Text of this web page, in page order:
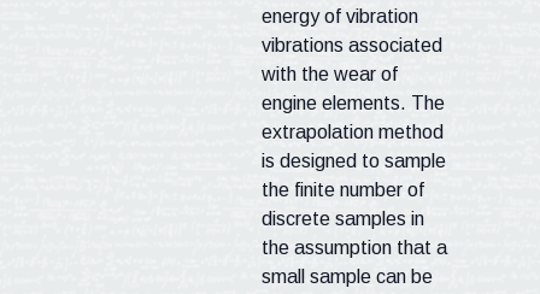
energy of vibration
vibrations associated
with the wear of
engine elements. The
extrapolation method
is designed to sample
the finite number of
discrete samples in
the assumption that a
small sample can be